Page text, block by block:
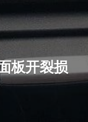
板开裂损